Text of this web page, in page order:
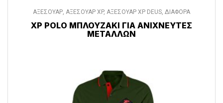
ΑΞΕΣΟΥΑΡ, ΑΞΕΣΟΥΑΡ XP, ΑΞΕΣΟΥΑΡ XP DEUS, ΔΙΑΦΟΡΑ
XP POLO ΜΠΛΟΥΖΆΚΙ ΓΙΑ ΑΝΙΧΝΕΥΤΈΣ
ΜΕΤΆΛΛΩΝ